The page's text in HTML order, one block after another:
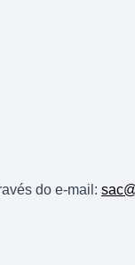
do e-mail: